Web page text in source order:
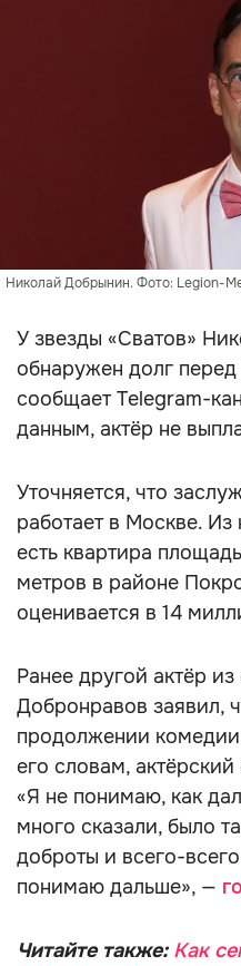
Николай Добрынин. Фото: Legion-
У звезды «Сватов»
обнаружен долг
сообщает Telegram-
данным, актёр не
Уточняется, что
работает в Москве.
есть квартира
метров в районе
оценивается в 14
Ранее другой актёр
Добронравов заявил,
продолжении
его словам,
«Я не понимаю, как
много сказали, было
доброты и всего-
понимаю дальше», —
Читайте также: Как